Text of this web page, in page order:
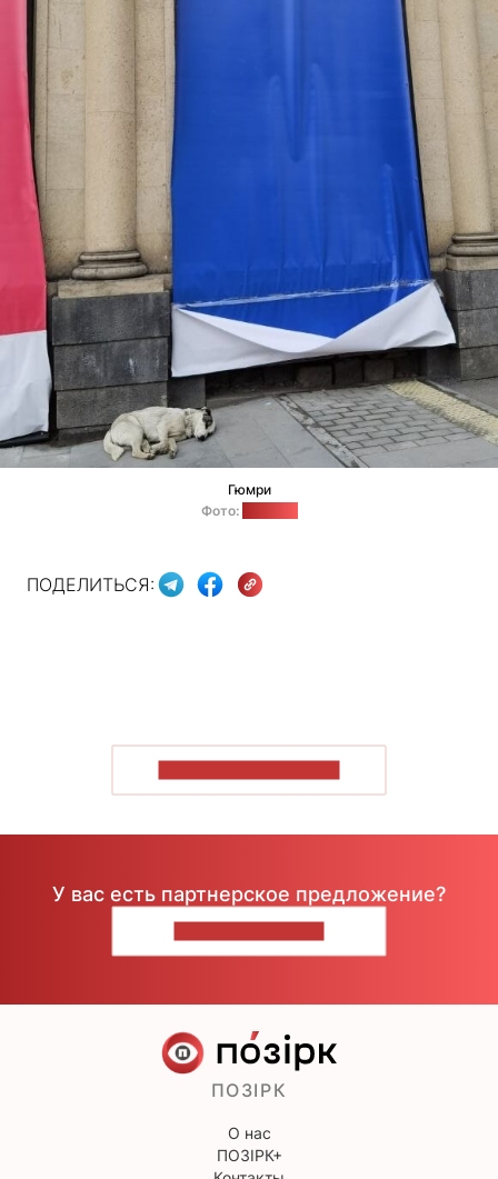
Гюмри
Фото:
ПОДЕЛИТЬСЯ:
У вас есть партнерское предложение?
ПОЗІРК
О нас
ПОЗІРК+